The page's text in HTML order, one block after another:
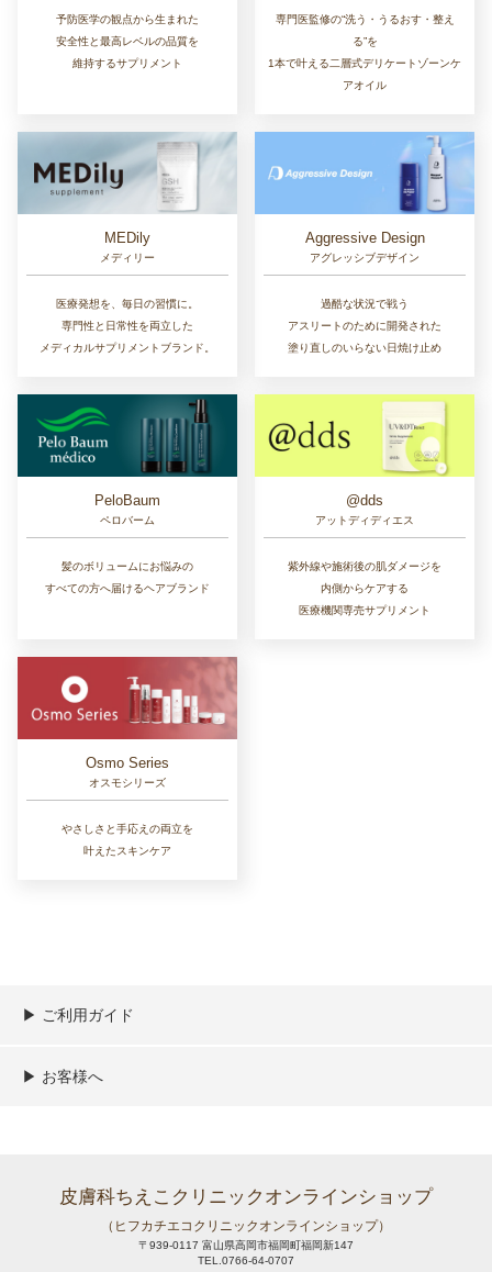
予防医学の観点から生まれた
安全性と最高レベルの品質を
維持するサプリメント
専門医監修の“洗う・うるおす・整え
る”を
1本で叶える二層式デリケートゾーンケ
アオイル
MEDily
メディリー
医療発想を、毎日の習慣に。
専門性と日常性を両立した
メディカルサプリメントブランド。
Aggressive Design
アグレッシブデザイン
過酷な状況で戦う
アスリートのために開発された
塗り直しのいらない日焼け止め
PeloBaum
ペロバーム
髪のボリュームにお悩みの
すべての方へ届けるヘアブランド
@dds
アットディディエス
紫外線や施術後の肌ダメージを
内側からケアする
医療機関専売サプリメント
Osmo Series
オスモシリーズ
やさしさと手応えの両立を
叶えたスキンケア
▶︎ ご利用ガイド
ご利用ガイド
決済／配送／送料について
取り扱い商品一覧
顧客情報の取扱について
特定商取引法の表記
▶︎ お客様へ
皮膚科ちえこクリニックオンラインショップ
（ヒフカチエコクリニックオンラインショップ）
〒939-0117 富山県高岡市福岡町福岡新147
TEL.0766-64-0707